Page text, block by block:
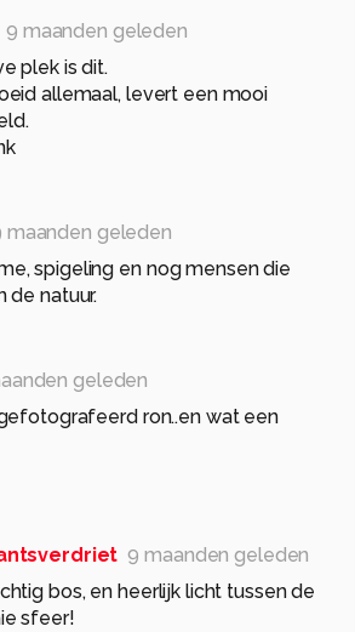
9 maanden geleden
plek is dit.
allemaal, levert een mooi
maanden geleden
spigeling en nog mensen die
de natuur.
geleden
ron..en wat een
9 maanden geleden
bos, en heerlijk licht tussen de
sfeer!